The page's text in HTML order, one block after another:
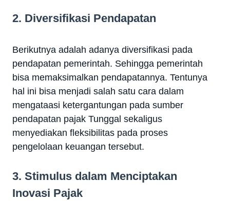
2. Diversifikasi Pendapatan
Berikutnya adalah adanya diversifikasi pada
pendapatan pemerintah. Sehingga pemerintah
bisa memaksimalkan pendapatannya. Tentunya
hal ini bisa menjadi salah satu cara dalam
mengataasi ketergantungan pada sumber
pendapatan pajak Tunggal sekaligus
menyediakan fleksibilitas pada proses
pengelolaan keuangan tersebut.
3. Stimulus dalam Menciptakan
Inovasi Pajak